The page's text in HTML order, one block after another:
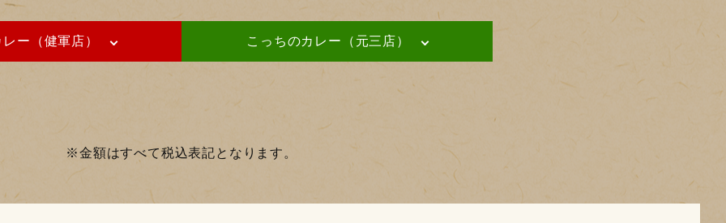
ー（健軍店） こっちのカレー（元三店）
※金額はすべて税込表記となります。